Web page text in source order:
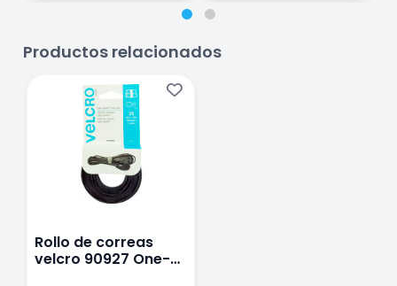
Productos relacionados
Rollo de correas
velcro 90927 One-